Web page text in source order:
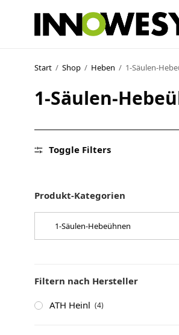
Start / Shop / Heben / 1-Säulen-
1-Säulen-
Toggle Filters
Produkt-Kategorien
Filtern nach Hersteller
ATH Heinl (4)
Shop
Gebrauchtmarkt
Ankauf